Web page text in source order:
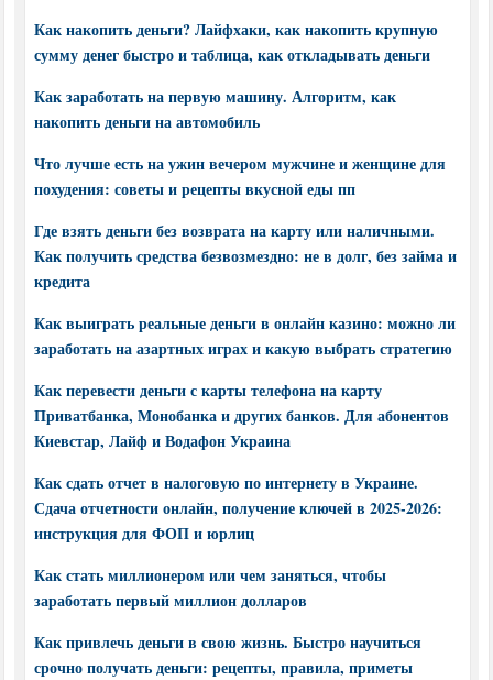
Как накопить деньги? Лайфхаки, как накопить крупную
сумму денег быстро и таблица, как откладывать деньги
Как заработать на первую машину. Алгоритм, как
накопить деньги на автомобиль
Что лучше есть на ужин вечером мужчине и женщине для
похудения: советы и рецепты вкусной еды пп
Где взять деньги без возврата на карту или наличными.
Как получить средства безвозмездно: не в долг, без займа и
кредита
Как выиграть реальные деньги в онлайн казино: можно ли
заработать на азартных играх и какую выбрать стратегию
Как перевести деньги с карты телефона на карту
Приватбанка, Монобанка и других банков. Для абонентов
Киевстар, Лайф и Водафон Украина
Как сдать отчет в налоговую по интернету в Украине.
Сдача отчетности онлайн, получение ключей в 2025-2026:
инструкция для ФОП и юрлиц
Как стать миллионером или чем заняться, чтобы
заработать первый миллион долларов
Как привлечь деньги в свою жизнь. Быстро научиться
срочно получать деньги: рецепты, правила, приметы